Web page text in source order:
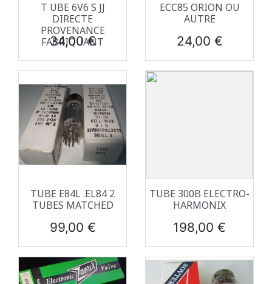
T UBE 6V6 S JJ
DIRECTE
PROVENANCE
FABRIQUANT
Prix
34,00 €
ECC85 ORION OU
AUTRE
Prix
24,00 €
TUBE E84L .EL84 2
TUBES MATCHED
Prix
99,00 €
TUBE 300B ELECTRO-
HARMONIX
Prix
198,00 €